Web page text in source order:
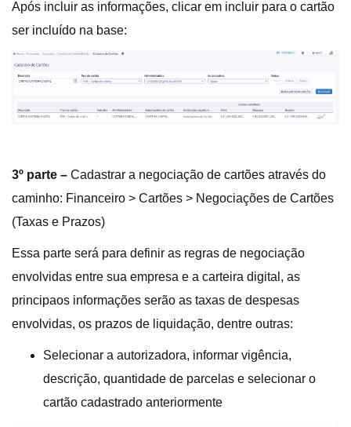
Após incluir as informações, clicar em incluir para o cartão
ser incluído na base:
3º parte – Cadastrar a negociação de cartões através do
caminho: Financeiro > Cartões > Negociações de Cartões
(Taxas e Prazos)
Essa parte será para definir as regras de negociação
envolvidas entre sua empresa e a carteira digital, as
principaos informações serão as taxas de despesas
envolvidas, os prazos de liquidação, dentre outras:
Selecionar a autorizadora, informar vigência,
descrição, quantidade de parcelas e selecionar o
cartão cadastrado anteriormente